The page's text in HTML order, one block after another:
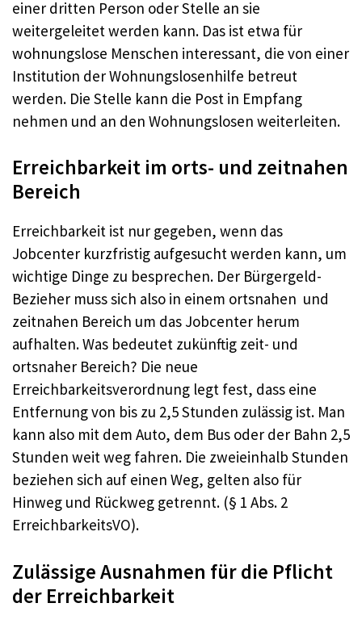
einer dritten Person oder Stelle an sie
weitergeleitet werden kann. Das ist etwa für
wohnungslose Menschen interessant, die von einer
Institution der Wohnungslosenhilfe betreut
werden. Die Stelle kann die Post in Empfang
nehmen und an den Wohnungslosen weiterleiten.
Erreichbarkeit im orts- und zeitnahen
Bereich
Erreichbarkeit ist nur gegeben, wenn das
Jobcenter kurzfristig aufgesucht werden kann, um
wichtige Dinge zu besprechen. Der Bürgergeld-
Bezieher muss sich also in einem ortsnahen und
zeitnahen Bereich um das Jobcenter herum
aufhalten. Was bedeutet zukünftig zeit- und
ortsnaher Bereich? Die neue
Erreichbarkeitsverordnung legt fest, dass eine
Entfernung von bis zu 2,5 Stunden zulässig ist. Man
kann also mit dem Auto, dem Bus oder der Bahn 2,5
Stunden weit weg fahren. Die zweieinhalb Stunden
beziehen sich auf einen Weg, gelten also für
Hinweg und Rückweg getrennt. (§ 1 Abs. 2
ErreichbarkeitsVO).
Zulässige Ausnahmen für die Pflicht
der Erreichbarkeit